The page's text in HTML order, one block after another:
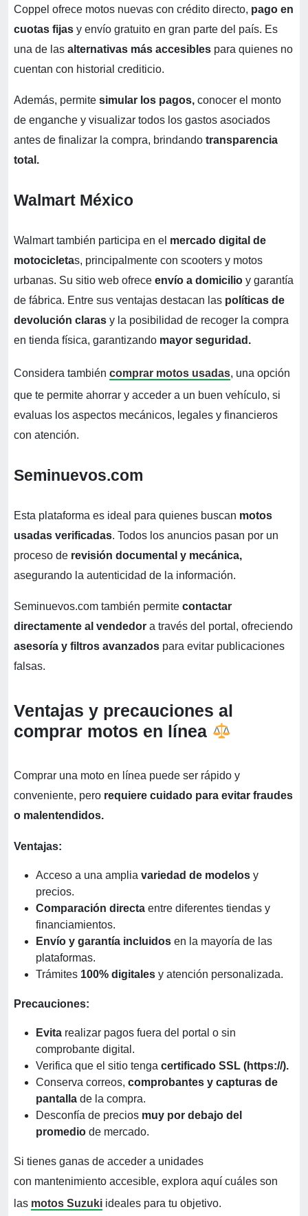
Coppel ofrece motos nuevas con crédito directo, pago en
cuotas fijas y envío gratuito en gran parte del país. Es
una de las alternativas más accesibles para quienes no
cuentan con historial crediticio.
Además, permite simular los pagos, conocer el monto
de enganche y visualizar todos los gastos asociados
antes de finalizar la compra, brindando transparencia
total.
Walmart México
Walmart también participa en el mercado digital de
motocicletas, principalmente con scooters y motos
urbanas. Su sitio web ofrece envío a domicilio y garantía
de fábrica. Entre sus ventajas destacan las políticas de
devolución claras y la posibilidad de recoger la compra
en tienda física, garantizando mayor seguridad.
Considera también comprar motos usadas, una opción
que te permite ahorrar y acceder a un buen vehículo, si
evaluas los aspectos mecánicos, legales y financieros
con atención.
Seminuevos.com
Esta plataforma es ideal para quienes buscan motos
usadas verificadas. Todos los anuncios pasan por un
proceso de revisión documental y mecánica,
asegurando la autenticidad de la información.
Seminuevos.com también permite contactar
directamente al vendedor a través del portal, ofreciendo
asesoría y filtros avanzados para evitar publicaciones
falsas.
Ventajas y precauciones al
comprar motos en línea
Comprar una moto en línea puede ser rápido y
conveniente, pero requiere cuidado para evitar fraudes
o malentendidos.
Ventajas:
Acceso a una amplia variedad de modelos y
precios.
Comparación directa entre diferentes tiendas y
financiamientos.
Envío y garantía incluidos en la mayoría de las
plataformas.
Trámites 100% digitales y atención personalizada.
Precauciones:
Evita realizar pagos fuera del portal o sin
comprobante digital.
Verifica que el sitio tenga certificado SSL (https://).
Conserva correos, comprobantes y capturas de
pantalla de la compra.
Desconfía de precios muy por debajo del
promedio de mercado.
Si tienes ganas de acceder a unidades
con mantenimiento accesible, explora aquí cuáles son
las motos Suzuki ideales para tu objetivo.